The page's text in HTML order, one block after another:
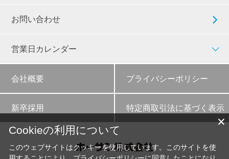
お問い合わせ
営業日カレンダー
会社概要 プライバシーポリシー
新卒採用 特定商取引法に基づく表示
✕
Cookieの利用について
このウェブサイトはクッキーを使用しています。このサイトを使